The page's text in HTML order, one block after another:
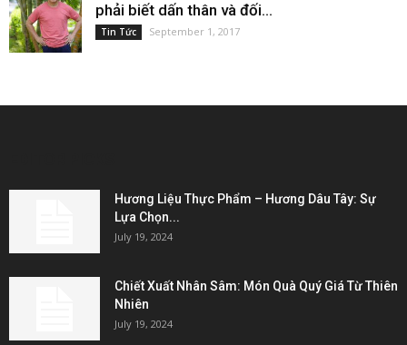
phải biết dấn thân và đối...
Tin Tức September 1, 2017
Hương Liệu Thực Phẩm – Hương Dâu Tây: Sự
Lựa Chọn...
July 19, 2024
Chiết Xuất Nhân Sâm: Món Quà Quý Giá Từ Thiên
Nhiên
July 19, 2024